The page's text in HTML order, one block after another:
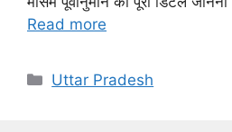
Read more
Categories
Uttar Pradesh